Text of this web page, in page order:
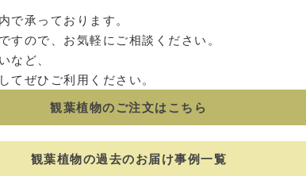
で承っております。
すので、お気軽にご相談ください。
など、
てぜひご利用ください。
観葉植物のご注文はこちら
観葉植物の過去のお届け事例一覧